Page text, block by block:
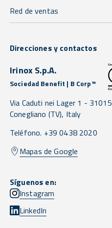
Red de ventas
Direcciones y contactos
Irinox S.p.A.
Sociedad Benefit | B Corp™
Via Caduti nei Lager 1 - 31015
Conegliano (TV), Italy
Teléfono. +39 0438 2020
Mapas de Google
Síguenos en:
Instagram
LinkedIn